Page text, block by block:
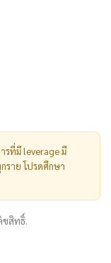
รที่มี leverage มี
ราย โปรดศึกษา
ขสิทธิ์.